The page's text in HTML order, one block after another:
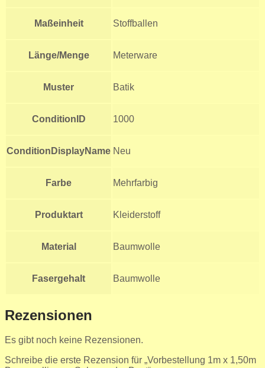
Maßeinheit Stoffballen
Länge/Menge Meterware
Muster Batik
ConditionID 1000
ConditionDisplayName Neu
Farbe Mehrfarbig
Produktart Kleiderstoff
Material Baumwolle
Fasergehalt Baumwolle
Rezensionen
Es gibt noch keine Rezensionen.
Schreibe die erste Rezension für „Vorbestellung 1m x 1,50m